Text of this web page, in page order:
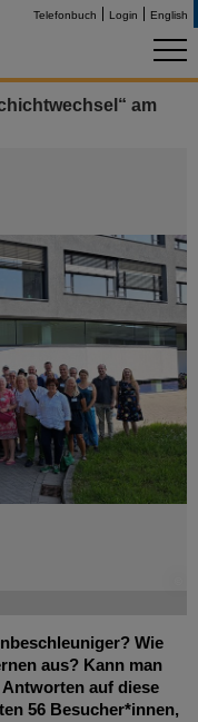
Telefonbuch Login English
am
Wie
aus? Kann man
auf diese
56 Besucher*innen,